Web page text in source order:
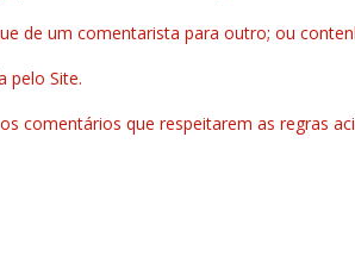
de um comentarista para outro; ou
pelo Site.
comentários que respeitarem as regras